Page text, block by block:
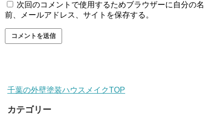
次回のコメントで使用するためブラウザーに自分の名
前、メールアドレス、サイトを保存する。
千葉の外壁塗装ハウスメイクTOP
カテゴリー